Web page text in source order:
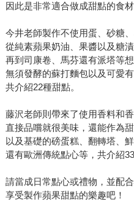
因此是非常適合做成甜點的食材
今井老師製作不使用蛋、砂糖
從純素蘋果奶油、果醬以及糖
再到司康卷、馬芬還有派塔等
無須發酵的蘇打麵包以及可愛
共介紹22種甜點。
藤沢老師則帶來了使用香料和香
直接品嚐就很美味，還能作為
以及基礎的磅蛋糕、翻轉塔、
還有歐洲傳統點心等，共介紹33
請當成日常點心或禮物，並配
享受製作蘋果甜點的樂趣吧！